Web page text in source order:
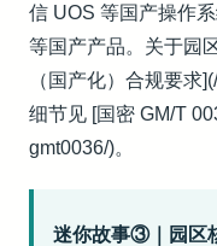
信 UOS 等国产操作
等国产产品。关于园
（国产化）合规要求
细节见 [国密 GM/T
gmt0036/)。
迷你故事③｜园区